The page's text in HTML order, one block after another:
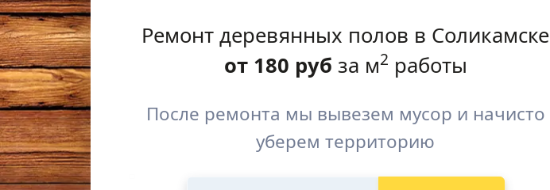
Ремонт деревянных полов в Соликамске
от 180 руб за м2 работы
После ремонта мы вывезем мусор и начисто
уберем территорию